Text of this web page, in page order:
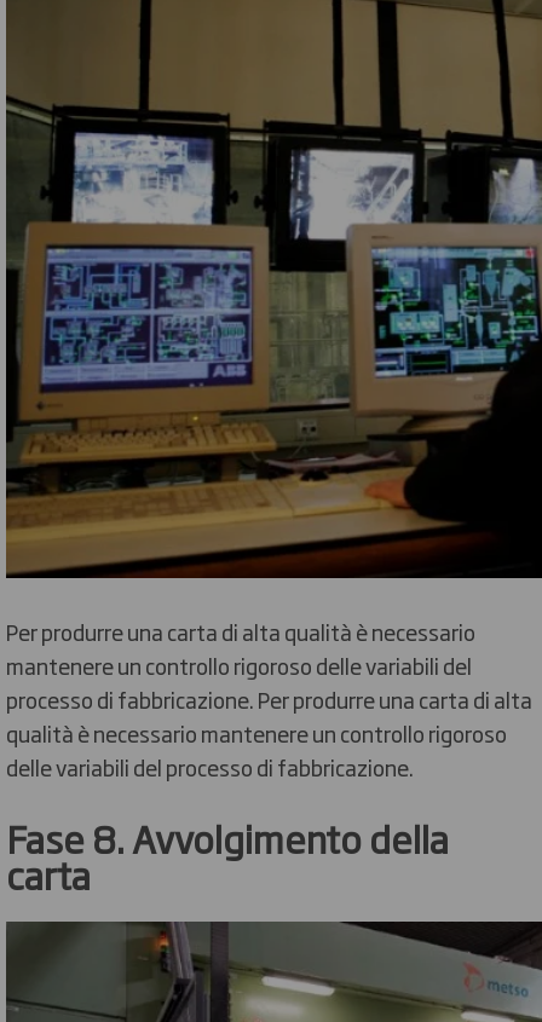
Per produrre una carta di alta qualità è necessario
mantenere un controllo rigoroso delle variabili del
processo di fabbricazione. Per produrre una carta di alta
qualità è necessario mantenere un controllo rigoroso
delle variabili del processo di fabbricazione.
Fase 8. Avvolgimento della
carta